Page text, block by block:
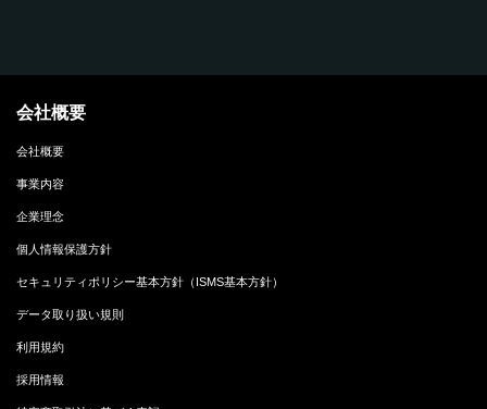
会社概要
会社概要
事業内容
企業理念
個人情報保護方針
セキュリティポリシー基本方針（ISMS基本方針）
データ取り扱い規則
利用規約
採用情報